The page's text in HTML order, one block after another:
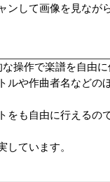
して画像を見なが
操作で楽譜を自由に
や作曲者名などの
も自由に行えるの
ています。